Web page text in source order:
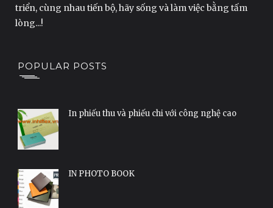
triển, cùng nhau tiến bộ, hãy sống và làm việc bằng tấm
lòng...!
POPULAR POSTS
In phiếu thu và phiếu chi với công nghệ cao
IN PHOTO BOOK